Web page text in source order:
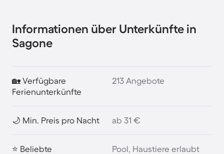
Informationen über Unterkünfte in
Sagone
🏡 Verfügbare
Ferienunterkünfte
213 Angebote
🌙 Min. Preis pro Nacht ab 31 €
⭐ Beliebte
Pool, Haustiere erlaubt